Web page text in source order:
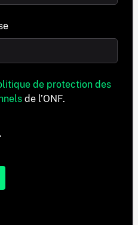
de protection des
de l’ONF.